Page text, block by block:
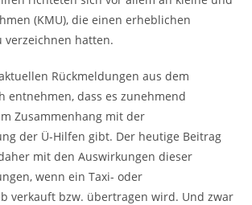
(KMU), die einen erheblichen
verzeichnen hatten.
Rückmeldungen aus dem
entnehmen, dass es zunehmend
Zusammenhang mit der
der Ü-Hilfen gibt. Der heutige Beitrag
mit den Auswirkungen dieser
wenn ein Taxi- oder
verkauft bzw. übertragen wird. Und zwar